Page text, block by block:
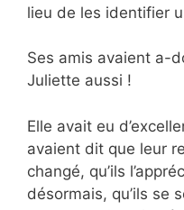
lieu de les identifier
Ses amis avaient a-
Juliette aussi !
Elle avait eu
avaient dit que leur
changé, qu’ils
désormais, qu’ils se